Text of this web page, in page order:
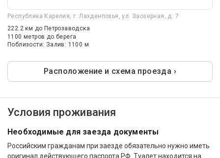
Республика Карелия, г. Лахденпохья, ул. Заозерная, д. 7
222.2 км до Петрозаводска
1100 метров до берега
Поблизости: Залив: 1100 м
Расположение и схема проезда ›
Условия проживания
Необходимые для заезда документы
Российским гражданам при заезде обязательно нужно иметь
оригинал действующего паспорта РФ. Туалет находится на